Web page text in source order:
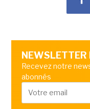
NEWSLETTER
Recevez notre
abonnés